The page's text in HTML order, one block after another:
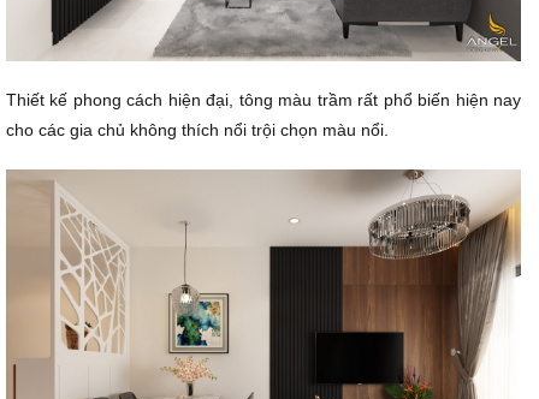
Thiết kế phong cách hiện đại, tông màu trầm rất phổ biến hiện nay
cho các gia chủ không thích nổi trội chọn màu nổi.